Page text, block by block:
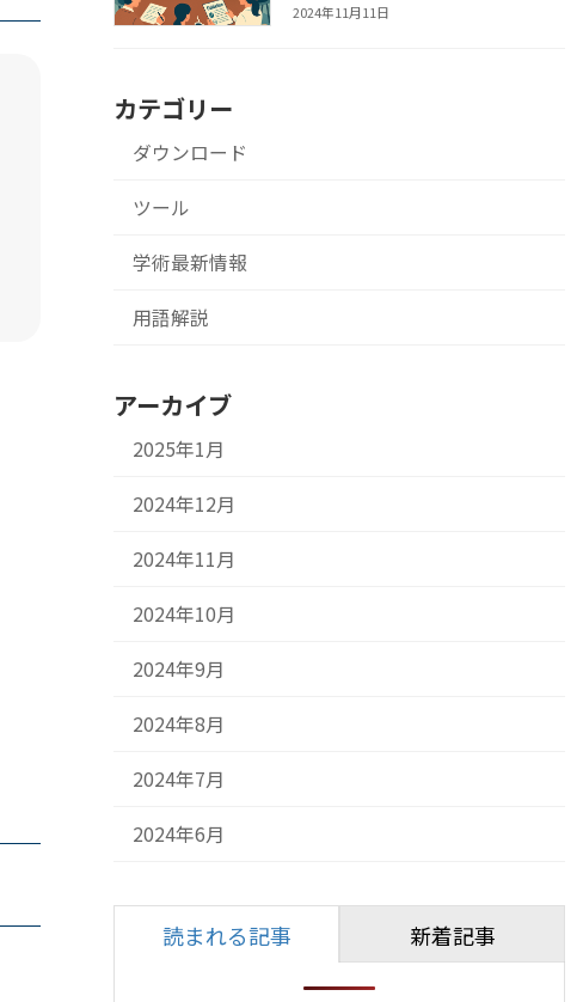
2024年11月11日
カテゴリー
ダウンロード
ツール
学術最新情報
用語解説
アーカイブ
2025年1月
2024年12月
2024年11月
2024年10月
2024年9月
2024年8月
2024年7月
2024年6月
読まれる記事 新着記事